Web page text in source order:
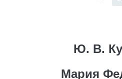
Ю. В.
Мария